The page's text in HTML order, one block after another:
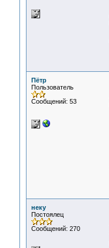
Пётр
Пользователь
Сообщений: 53
неку
Постоялец
Сообщений: 270